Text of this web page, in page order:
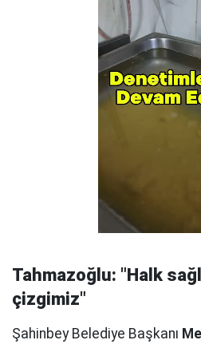
Tahmazoğlu: "Halk
çizgimiz"
Şahinbey Belediye Başkanı